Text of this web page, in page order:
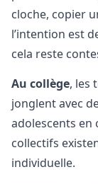
cloche, copier
l’intention est
cela reste
Au collège, les
jonglent avec
adolescents en
collectifs
individuelle.